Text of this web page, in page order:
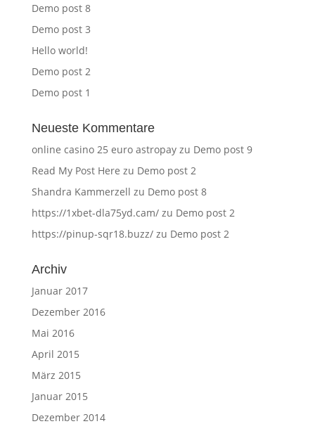
Demo post 8
Demo post 3
Hello world!
Demo post 2
Demo post 1
Neueste Kommentare
online casino 25 euro astropayzu Demo post 9
Read My Post Here zu Demo post 2
Shandra Kammerzell zu Demo post 8
https://1xbet-dla75yd.cam/zu Demo post 2
https://pinup-sqr18.buzz/zu Demo post 2
Archiv
Januar 2017
Dezember 2016
Mai 2016
April 2015
März 2015
Januar 2015
Dezember 2014